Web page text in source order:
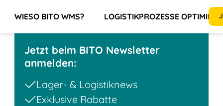
WIESO BITO WMS? LOGISTIKPROZESSE
Jetzt beim BITO Newsletter
anmelden:
Lager- & Logistiknews
Exklusive Rabatte